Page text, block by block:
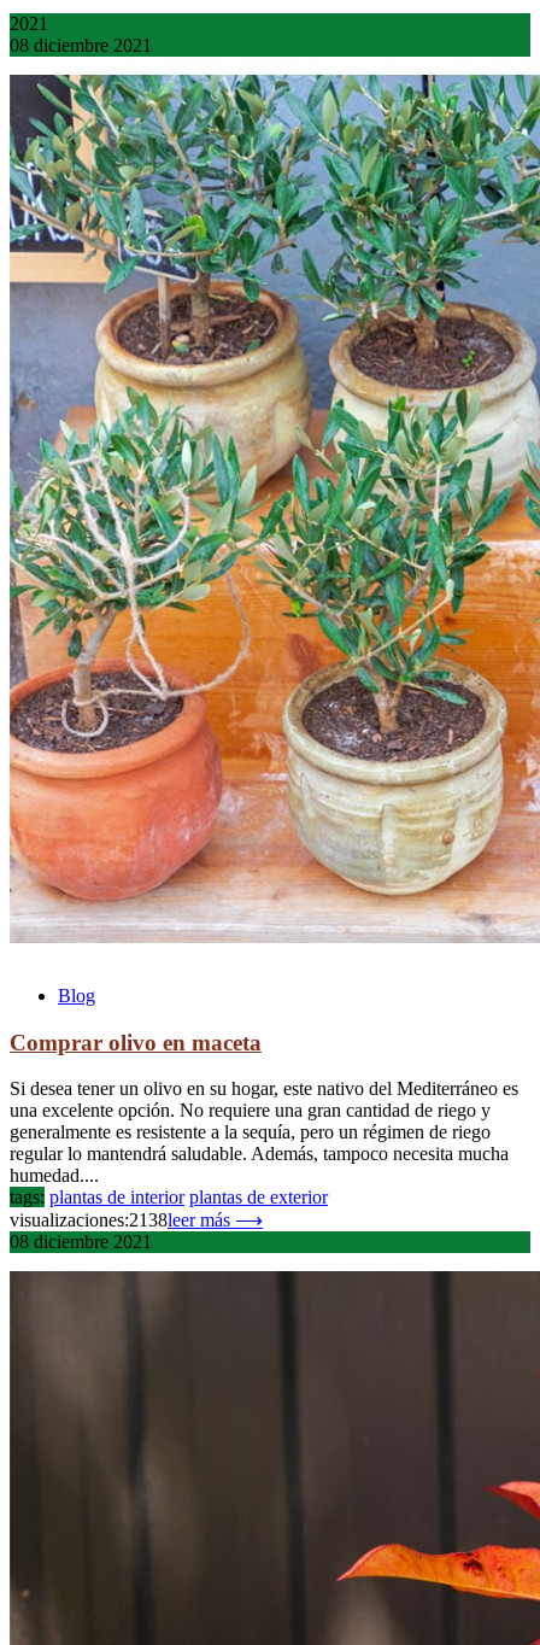
2021
08 diciembre 2021
Blog
Comprar olivo en maceta
Si desea tener un olivo en su hogar, este nativo del Mediterráneo es
una excelente opción. No requiere una gran cantidad de riego y
generalmente es resistente a la sequía, pero un régimen de riego
regular lo mantendrá saludable. Además, tampoco necesita mucha
humedad....
tags: plantas de interior plantas de exterior
visualizaciones:2138leer más ⟶
08 diciembre 2021